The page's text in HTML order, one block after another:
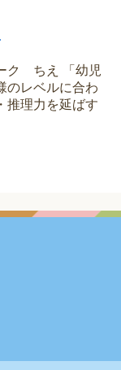
ク ちえ 「幼児
のレベルに合わ
推理力を延ばす